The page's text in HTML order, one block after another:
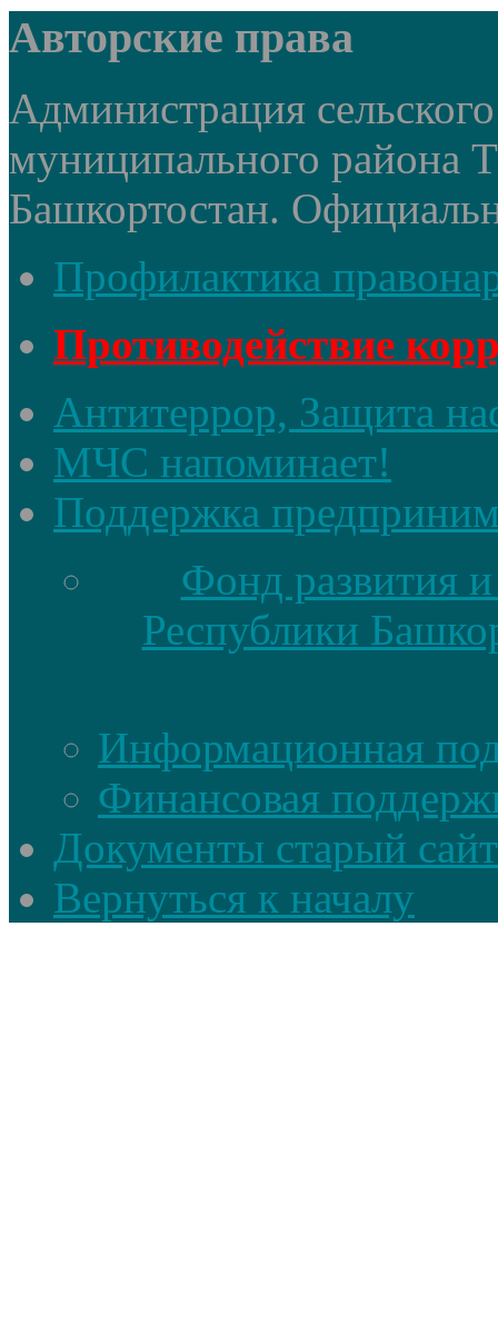
Авторские права
Администрация
муниципального района
Башкортостан.
Профилактика
Противодействие
Антитеррор, Защита
МЧС напоминает!
Поддержка
Фонд развития
Республики
Информационная
Финансовая
Документы старый сайт
Вернуться к началу